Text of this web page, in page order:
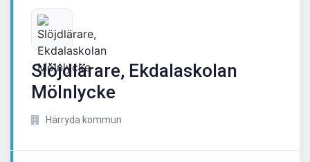
Slöjdlärare, Ekdalaskolan
Mölnlycke
Härryda kommun